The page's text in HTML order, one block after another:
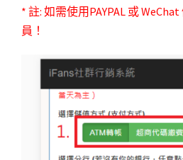
* 註: 如需使用PAYPAL 或
員！